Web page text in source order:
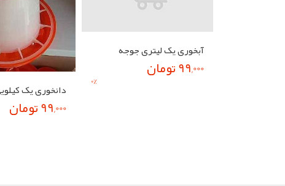
دانخوری یک
99,000 تومان
آبخوری یک لیتری جوجه
99,000 تومان 0%